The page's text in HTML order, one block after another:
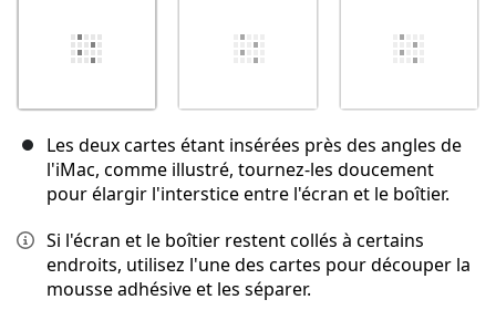
Les deux cartes étant insérées près des angles de
l'iMac, comme illustré, tournez-les doucement
pour élargir l'interstice entre l'écran et le boîtier.
Si l'écran et le boîtier restent collés à certains
endroits, utilisez l'une des cartes pour découper la
mousse adhésive et les séparer.